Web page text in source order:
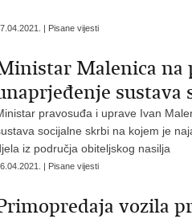
| Pisane vijesti
Malenica na
sustava
pravosuđa i uprave Ivan
socijalne skrbi na kojem je
iz područja obiteljskog nasilja
| Pisane vijesti
vozila